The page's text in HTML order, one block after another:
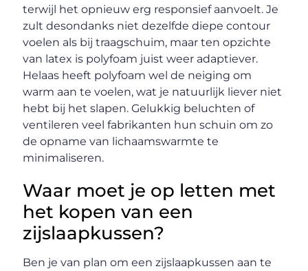
terwijl het opnieuw erg responsief aanvoelt. Je
zult desondanks niet dezelfde diepe contour
voelen als bij traagschuim, maar ten opzichte
van latex is polyfoam juist weer adaptiever.
Helaas heeft polyfoam wel de neiging om
warm aan te voelen, wat je natuurlijk liever niet
hebt bij het slapen. Gelukkig beluchten of
ventileren veel fabrikanten hun schuin om zo
de opname van lichaamswarmte te
minimaliseren.
Waar moet je op letten met
het kopen van een
zijslaapkussen?
Ben je van plan om een zijslaapkussen aan te